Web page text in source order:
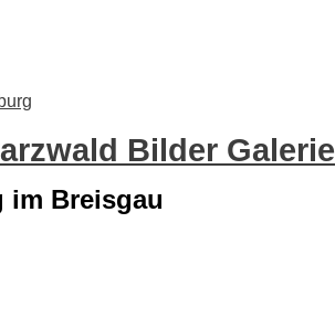
Bilder Galerie
im Breisgau